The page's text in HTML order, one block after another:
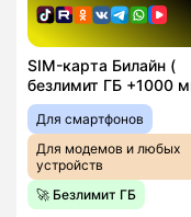
SIM-карта Билайн (
безлимит ГБ +1000
Для смартфонов
Для модемов и любых
устройств
🚀 Безлимит ГБ